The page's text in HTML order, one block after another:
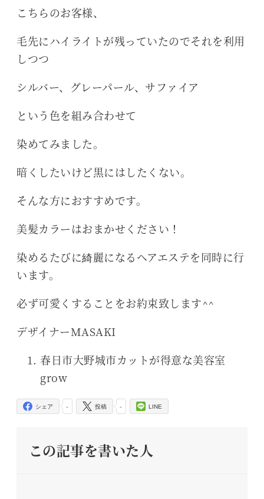
こちらのお客様、
毛先にハイライトが残っていたのでそれを利用
しつつ
シルバー、グレーパール、サファイア
という色を組み合わせて
染めてみました。
暗くしたいけど黒にはしたくない。
そんな方におすすめです。
美髪カラーはおまかせください！
染めるたびに綺麗になるヘアエステを同時に行
います。
必ず可愛くすることをお約束致します^^
デザイナーMASAKI
春日市大野城市カットが得意な美容室
grow
-
シェア -
投稿 LINE
この記事を書いた人